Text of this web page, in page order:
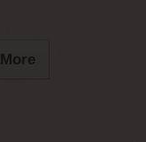
More